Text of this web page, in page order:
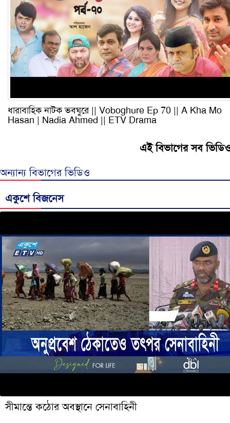
ধারাবাহিক নাটক ভবঘুরে || Voboghure Ep 70 || A Kha Mo
Hasan | Nadia Ahmed || ETV Drama
এই বিভাগের সব
অন্যান্য বিভাগের ভিডিও
একুশে বিজনেস
সীমান্তে কঠোর অবস্থানে সেনাবাহিনী